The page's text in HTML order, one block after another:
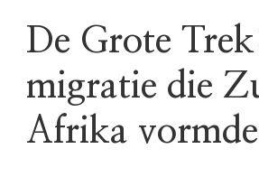
De Grote
migratie die
Afrika vormde